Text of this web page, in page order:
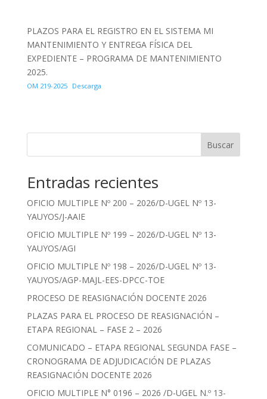
PLAZOS PARA EL REGISTRO EN EL SISTEMA MI
MANTENIMIENTO Y ENTREGA FÍSICA DEL
EXPEDIENTE – PROGRAMA DE MANTENIMIENTO
2025.
OM 219-2025 Descarga
Buscar
Entradas recientes
OFICIO MULTIPLE Nº 200 – 2026/D-UGEL Nº 13-
YAUYOS/J-AAIE
OFICIO MULTIPLE Nº 199 – 2026/D-UGEL Nº 13-
YAUYOS/AGI
OFICIO MULTIPLE Nº 198 – 2026/D-UGEL Nº 13-
YAUYOS/AGP-MAJL-EES-DPCC-TOE
PROCESO DE REASIGNACIÓN DOCENTE 2026
PLAZAS PARA EL PROCESO DE REASIGNACIÓN –
ETAPA REGIONAL – FASE 2 – 2026
COMUNICADO – ETAPA REGIONAL SEGUNDA FASE –
CRONOGRAMA DE ADJUDICACIÓN DE PLAZAS
REASIGNACIÓN DOCENTE 2026
OFICIO MULTIPLE N° 0196 – 2026 /D-UGEL N.º 13-